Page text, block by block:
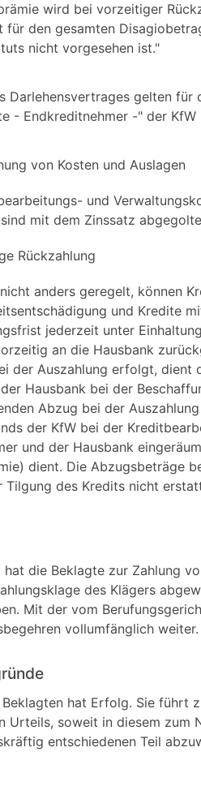
wird bei vorzeitiger
für den gesamten
nicht vorgesehen ist."
Darlehensvertrages gelten für
- Endkreditnehmer -" der
von Kosten und Auslagen
und
mit dem Zinssatz
Rückzahlung
anders geregelt, können
und Kredite
jederzeit unter
an die Hausbank
der Auszahlung erfolgt,
Hausbank bei der
Abzug bei der
der KfW bei der
und der Hausbank
dient. Die Abzugsbeträge
Tilgung des Kredits nicht
hat die Beklagte zur Zahlung
des Klägers
Mit der vom
vollumfänglich weiter.
hat Erfolg. Sie führt
Urteils, soweit in diesem zum
entschiedenen Teil